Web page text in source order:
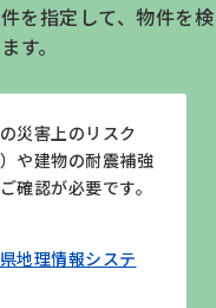
を指定して、物件を検
す。
災害上のリスク
や建物の耐震補強
確認が必要です。
地理情報システ